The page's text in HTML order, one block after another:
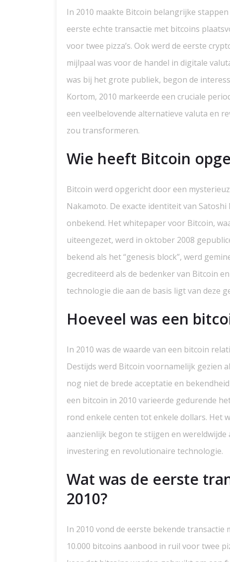
In 2010 maakte Bitcoin belangrijke
eerste echte transactie met bitcoins
voor twee pizza’s. Ook werd de eerste
mijlpaal was voor de handel in digitale
was bij het grote publiek, begon de
Kortom, 2010 markeerde een cruciale
een veelbelovende alternatieve valuta en
zou transformeren.
Wie heeft Bitcoin
Bitcoin werd opgericht door een
Nakamoto. De exacte identiteit van
onbekend. Het whitepaper voor Bitcoin,
uiteengezet, werd in oktober 2008
bekend als het “genesis block”, werd
gecrediteerd als de bedenker van Bitcoin
technologie die aan de basis ligt van deze
Hoeveel was een
In 2010 was de waarde van een bitcoin
Destijds werd Bitcoin voornamelijk gezien
nog niet de brede acceptatie en
een bitcoin in 2010 varieerde gedurende
rond enkele centen tot enkele dollars. Het
aanzienlijk begon te stijgen en
investering en revolutionaire technologie.
Wat was de eerste
2010?
In 2010 vond de eerste bekende
10.000 bitcoins aanbood in ruil voor twee